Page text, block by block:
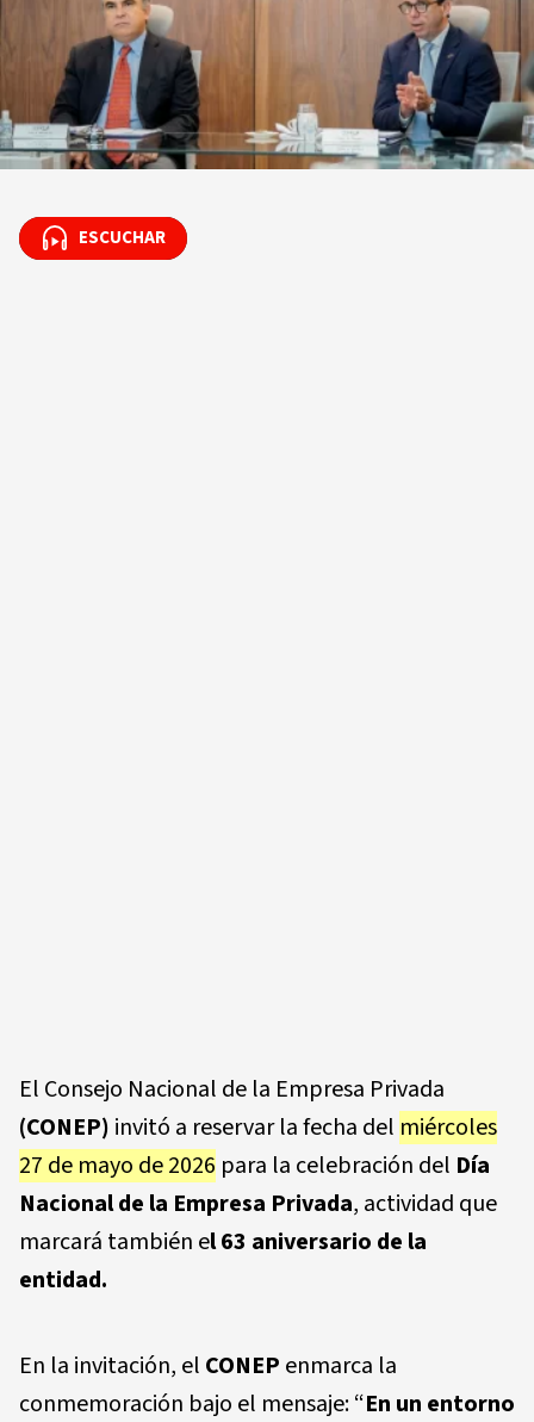
ESCUCHAR
ESCUCHAR
El Consejo Nacional de la Empresa Privada
(CONEP) invitó a reservar la fecha del miércoles
27 de mayo de 2026 para la celebración del Día
Nacional de la Empresa Privada, actividad que
marcará también el 63 aniversario de la
entidad.
En la invitación, el CONEP enmarca la
conmemoración bajo el mensaje: “En un entorno